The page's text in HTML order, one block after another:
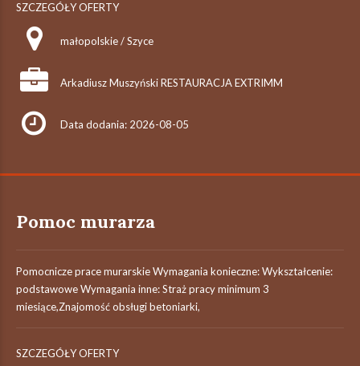
SZCZEGÓŁY OFERTY
małopolskie / Szyce
Arkadiusz Muszyński RESTAURACJA EXTRIMM
Data dodania: 2026-08-05
Pomoc murarza
Pomocnicze prace murarskie Wymagania konieczne: Wykształcenie:
podstawowe Wymagania inne: Straż pracy minimum 3
miesiące,Znajomość obsługi betoniarki,
SZCZEGÓŁY OFERTY